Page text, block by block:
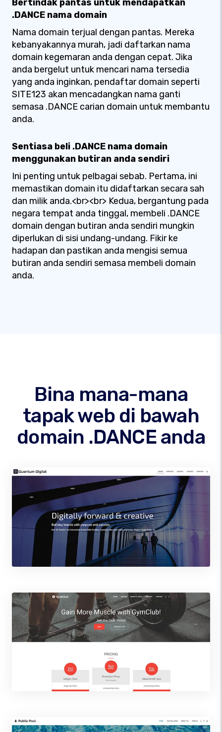
Bertindak pantas untuk mendapatkan
.DANCE nama domain
Nama domain terjual dengan pantas. Mereka
kebanyakannya murah, jadi daftarkan nama
domain kegemaran anda dengan cepat. Jika
anda bergelut untuk mencari nama tersedia
yang anda inginkan, pendaftar domain seperti
SITE123 akan mencadangkan nama ganti
semasa .DANCE carian domain untuk membantu
anda.
Sentiasa beli .DANCE nama domain
menggunakan butiran anda sendiri
Ini penting untuk pelbagai sebab. Pertama, ini
memastikan domain itu didaftarkan secara sah
dan milik anda.<br><br> Kedua, bergantung pada
negara tempat anda tinggal, membeli .DANCE
domain dengan butiran anda sendiri mungkin
diperlukan di sisi undang-undang. Fikir ke
hadapan dan pastikan anda mengisi semua
butiran anda sendiri semasa membeli domain
anda.
Bina mana-mana
tapak web di bawah
domain .DANCE anda